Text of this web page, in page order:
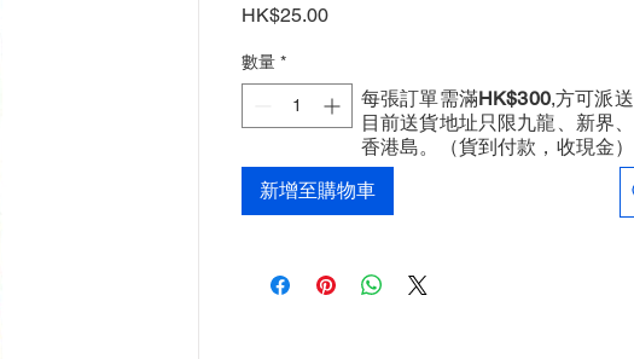
HK$25.00價
數量 *
新增至購物車
每張訂單需滿HK$300,方可派送
​目前送貨地址只限九龍、新界、
香港島。（貨到付款，收現金）